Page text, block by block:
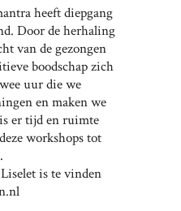
heeft diepgang
Door de herhaling
van de gezongen
boodschap zich
uur die we
en maken we
er tijd en ruimte
workshops tot
is te vinden